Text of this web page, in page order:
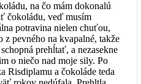
na čo mám dokonalú
čokoládu, veď musím
potravina nielen chuťou,
z pevného na kvapalné, takže
prehĺtať, a nezasekne
o niečo nad moje sily. Po
Risdiplamu a čokoláde teda